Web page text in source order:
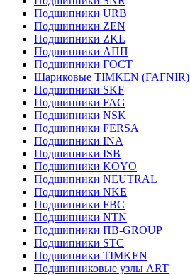
Подшипники URB
Подшипники ZEN
Подшипники ZKL
Подшипники АПП
Подшипники ГОСТ
Шариковые ТІMKEN (FAFNIR)
Подшипники SKF
Подшипники FAG
Подшипники NSK
Подшипники FERSA
Подшипники INA
Подшипники ISB
Подшипники KOYO
Подшипники NEUTRAL
Подшипники NKE
Подшипники FBC
Подшипники NTN
Подшипники ПВ-GROUP
Подшипники STC
Подшипники TIMKEN
Подшипниковые узлы ART